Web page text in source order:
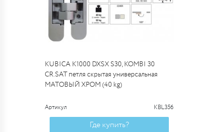
KUBICA K1000 DXSX S30, KOMBI 30
CR.SAT петля скрытая универсальная
МАТОВЫЙ ХРОМ (40 kg)
Артикул KBL356
Где купить?